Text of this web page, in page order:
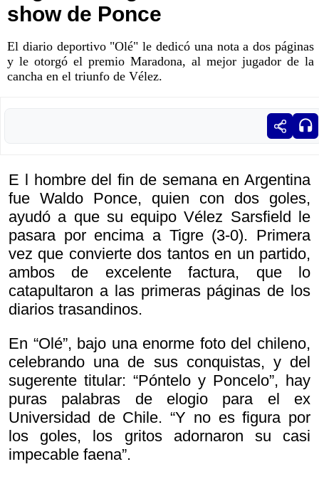
show de Ponce
El diario deportivo "Olé" le dedicó una nota a dos páginas
y le otorgó el premio Maradona, al mejor jugador de la
cancha en el triunfo de Vélez.
E l hombre del fin de semana en Argentina
fue Waldo Ponce, quien con dos goles,
ayudó a que su equipo Vélez Sarsfield le
pasara por encima a Tigre (3-0). Primera
vez que convierte dos tantos en un partido,
ambos de excelente factura, que lo
catapultaron a las primeras páginas de los
diarios trasandinos.
En “Olé”, bajo una enorme foto del chileno,
celebrando una de sus conquistas, y del
sugerente titular: “Póntelo y Poncelo”, hay
puras palabras de elogio para el ex
Universidad de Chile. “Y no es figura por
los goles, los gritos adornaron su casi
impecable faena”.